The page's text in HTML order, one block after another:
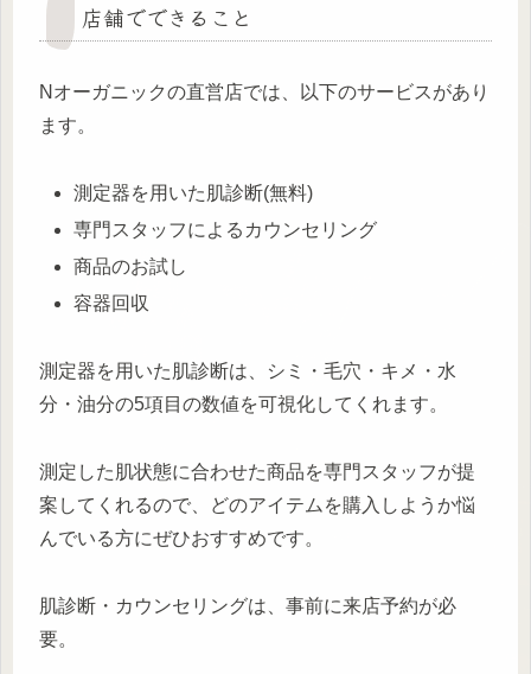
店舗でできること
Nオーガニックの直営店では、以下のサービスがあり
ます。
測定器を用いた肌診断(無料)
専門スタッフによるカウンセリング
商品のお試し
容器回収
測定器を用いた肌診断は、シミ・毛穴・キメ・水
分・油分の5項目の数値を可視化してくれます。
測定した肌状態に合わせた商品を専門スタッフが提
案してくれるので、どのアイテムを購入しようか悩
んでいる方にぜひおすすめです。
肌診断・カウンセリングは、事前に来店予約が必
要。